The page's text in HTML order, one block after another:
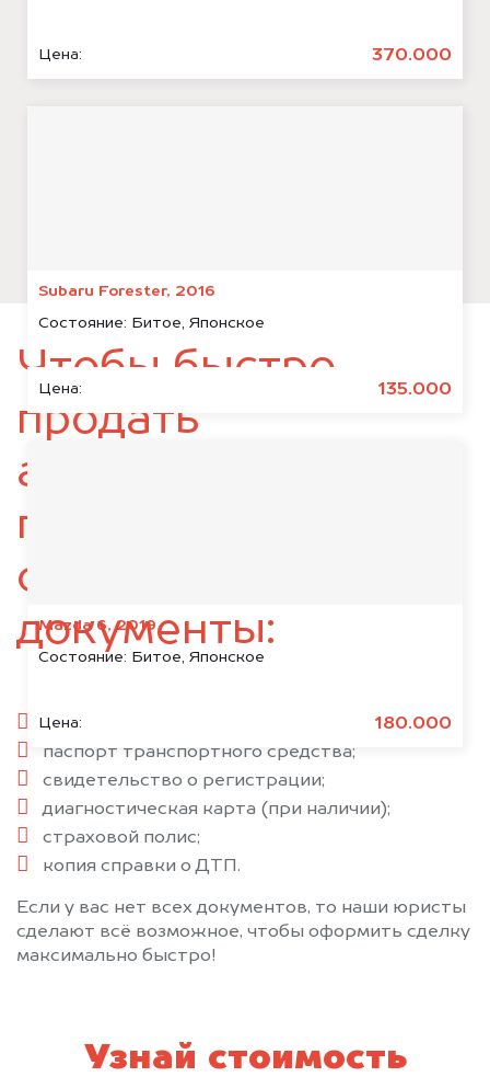
Цена: 370.000
Subaru Forester, 2016
Состояние: Битое, Японское
Цена: 135.000
Mazda 6, 2019
Состояние: Битое, Японское
Цена: 180.000
Чтобы быстро
продать
автомобиль,
подготовьте
следующие
документы:
паспорт гражданина РФ;
паспорт транспортного средства;
свидетельство о регистрации;
диагностическая карта (при наличии);
страховой полис;
копия справки о ДТП.
Если у вас нет всех документов, то наши юристы
сделают всё возможное, чтобы оформить сделку
максимально быстро!
Узнай стоимость